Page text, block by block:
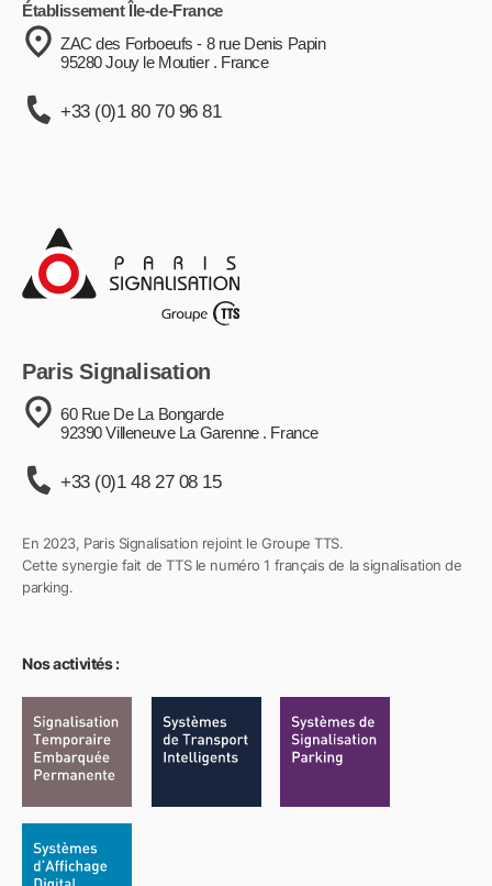
Établissement Île-de-France
ZAC des Forboeufs - 8 rue Denis Papin
95280 Jouy le Moutier . France
+33 (0)1 80 70 96 81
Paris Signalisation
60 Rue De La Bongarde
92390 Villeneuve La Garenne . France
+33 (0)1 48 27 08 15
En 2023, Paris Signalisation rejoint le Groupe TTS.
Cette synergie fait de TTS le numéro 1 français de la signalisation de
parking.
Nos activités :